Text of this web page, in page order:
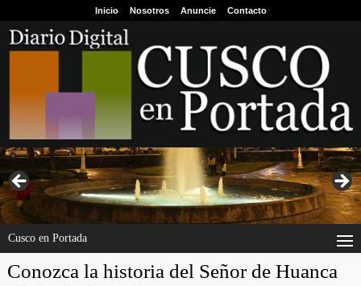
Inicio Nosotros Anuncie Contacto
Cusco en Portada
Conozca la historia del Señor de Huanca